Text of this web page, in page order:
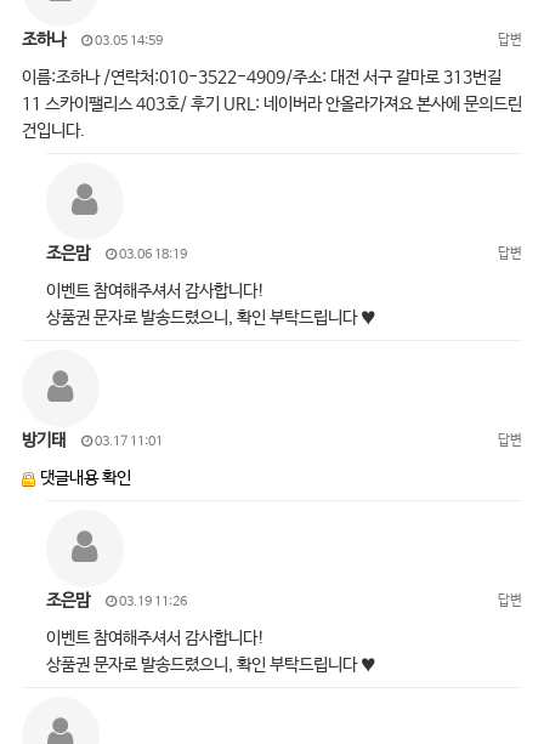
조하나 03.05 14:59 답변
이름:조하나 /연락처:010-3522-4909/주소: 대전 서구 갈마로 313번길
11 스카이팰리스 403호/ 후기 URL: 네이버라 안올라가져요 본사에 문의드린
건입니다.
조은맘 03.06 18:19 답변
이벤트 참여해주셔서 감사합니다!
상품권 문자로 발송드렸으니, 확인 부탁드립니다 ♥
방기태 03.17 11:01 답변
댓글내용 확인
조은맘 03.19 11:26 답변
이벤트 참여해주셔서 감사합니다!
상품권 문자로 발송드렸으니, 확인 부탁드립니다 ♥